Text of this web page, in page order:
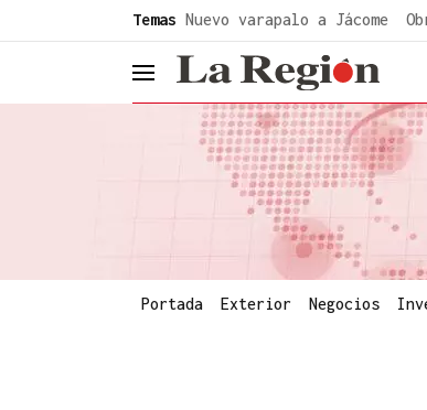
Temas Nuevo varapalo a Jácome
header.menu.open
Portada Exterior Negocios